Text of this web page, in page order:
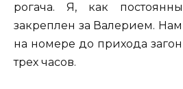
рогача. Я, как
закреплен за Валерием. Нам
на номере до прихода
трех часов.